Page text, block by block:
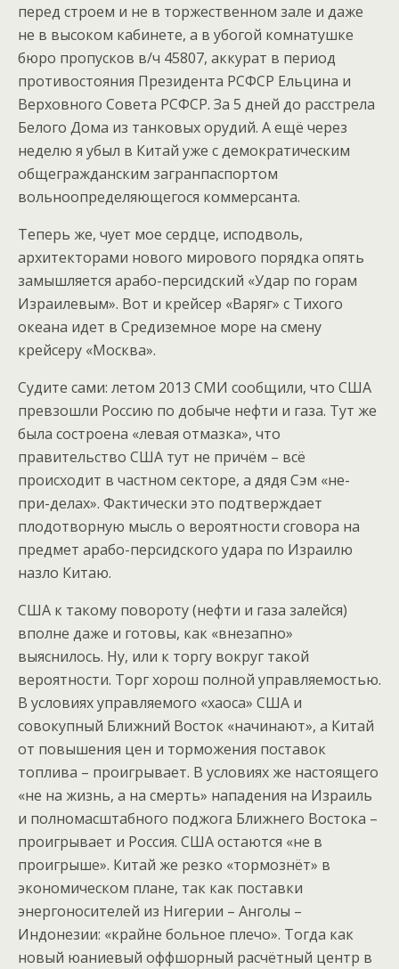
перед строем и не в торжественном зале и даже
не в высоком кабинете, а в убогой комнатушке
бюро пропусков в/ч 45807, аккурат в период
противостояния Президента РСФСР Ельцина и
Верховного Совета РСФСР. За 5 дней до расстрела
Белого Дома из танковых орудий. А ещё через
неделю я убыл в Китай уже с демократическим
общегражданским загранпаспортом
вольноопределяющегося коммерсанта.
Теперь же, чует мое сердце, исподволь,
архитекторами нового мирового порядка опять
замышляется арабо-персидский «Удар по горам
Израилевым». Вот и крейсер «Варяг» с Тихого
океана идет в Средиземное море на смену
крейсеру «Москва».
Судите сами: летом 2013 СМИ сообщили, что США
превзошли Россию по добыче нефти и газа. Тут же
была состроена «левая отмазка», что
правительство США тут не причём – всё
происходит в частном секторе, а дядя Сэм «не-
при-делах». Фактически это подтверждает
плодотворную мысль о вероятности сговора на
предмет арабо-персидского удара по Израилю
назло Китаю.
США к такому повороту (нефти и газа залейся)
вполне даже и готовы, как «внезапно»
выяснилось. Ну, или к торгу вокруг такой
вероятности. Торг хорош полной управляемостью.
В условиях управляемого «хаоса» США и
совокупный Ближний Восток «начинают», а Китай
от повышения цен и торможения поставок
топлива – проигрывает. В условиях же настоящего
«не на жизнь, а на смерть» нападения на Израиль
и полномасштабного поджога Ближнего Востока –
проигрывает и Россия. США остаются «не в
проигрыше». Китай же резко «тормознёт» в
экономическом плане, так как поставки
энергоносителей из Нигерии – Анголы –
Индонезии: «крайне больное плечо». Тогда как
новый юаниевый оффшорный расчётный центр в